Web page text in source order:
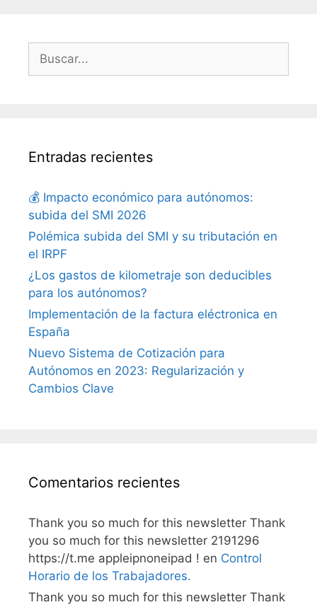
Entradas recientes
💰 Impacto económico para autónomos:
subida del SMI 2026
Polémica subida del SMI y su tributación en
el IRPF
¿Los gastos de kilometraje son deducibles
para los autónomos?
Implementación de la factura eléctronica en
España
Nuevo Sistema de Cotización para
Autónomos en 2023: Regularización y
Cambios Clave
Comentarios recientes
Thank you so much for this newsletter Thank
you so much for this newsletter 2191296
https://t.me appleipnoneipad ! en Control
Horario de los Trabajadores.
Thank you so much for this newsletter Thank